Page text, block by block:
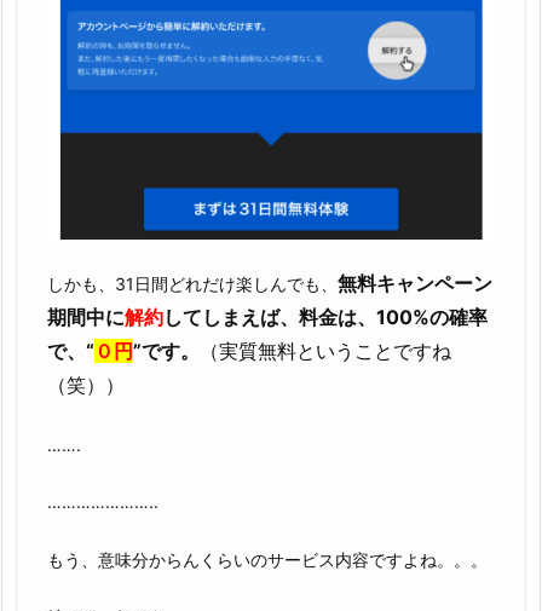
しかも、31日間どれだけ楽しんでも、 無料キャンペーン
期間中に解約してしまえば、料金は、100%の確率
で、“０円”です。
（実質無料ということですね
（笑））
…….
…………………..
もう、意味分からんくらいのサービス内容ですよね。。。